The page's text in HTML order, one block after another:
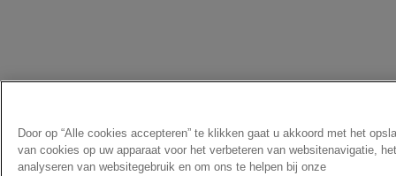
Door op “Alle cookies accepteren” te klikken gaat u akkoord met het
van cookies op uw apparaat voor het verbeteren van websitenavigatie, het
analyseren van websitegebruik en om ons te helpen bij onze